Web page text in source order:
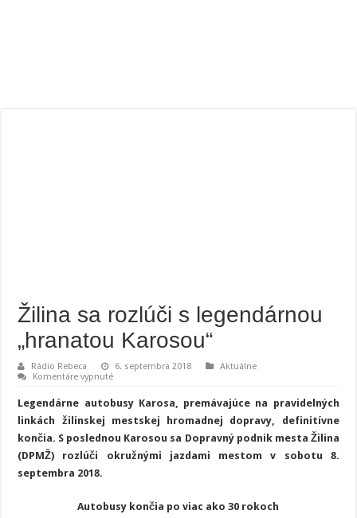
Žilina sa rozlúči s legendárnou
„hranatou Karosou“
Rádio Rebeca 6. septembra 2018
Aktuálne
Komentáre vypnuténa
rozlúči
s legendárnou
„hranatou
Karosou“
Legendárne autobusy Karosa, premávajúce na pravidelných
linkách žilinskej mestskej hromadnej dopravy, definitívne
končia. S poslednou Karosou sa Dopravný podnik mesta Žilina
(DPMŽ) rozlúči okružnými jazdami mestom v sobotu 8.
septembra 2018.
Autobusy končia po viac ako 30 rokoch